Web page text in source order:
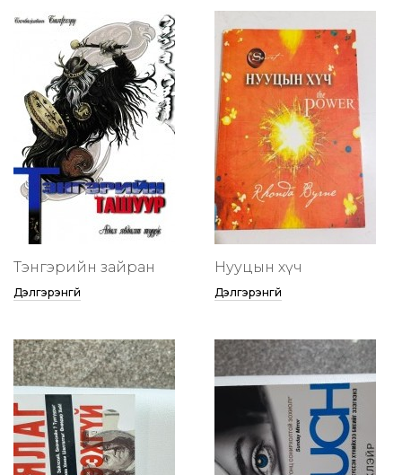
Тэнгэрийн зайран
Дэлгэрэнгүй
Нууцын хүч
Дэлгэрэнгүй